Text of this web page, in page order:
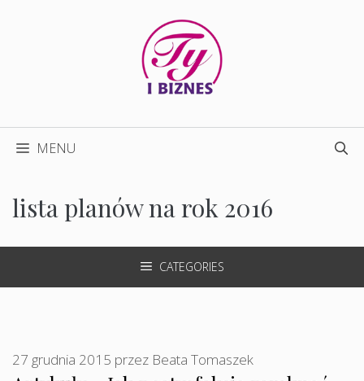
MENU
lista planów na rok 2016
CATEGORIES
27 grudnia 2015 przez Beata Tomaszek